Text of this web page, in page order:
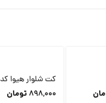
کت شلوار هیوا کد 11670
898,000 تومان